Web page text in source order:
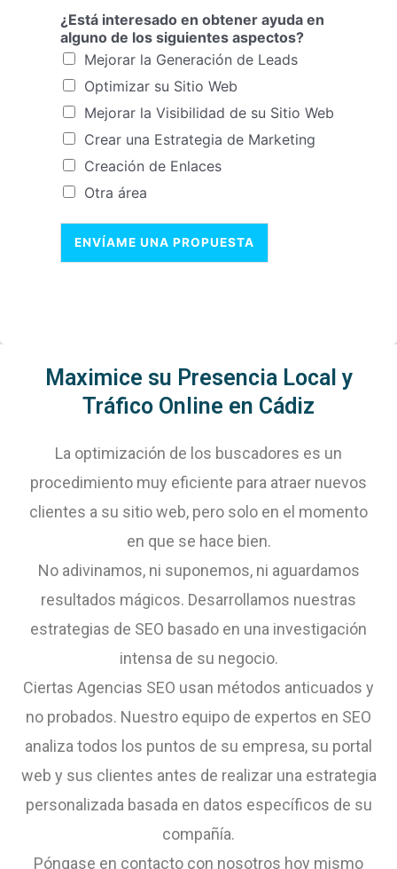
¿Está interesado en obtener ayuda en
alguno de los siguientes aspectos?
Mejorar la Generación de Leads
Optimizar su Sitio Web
Mejorar la Visibilidad de su Sitio Web
Crear una Estrategia de Marketing
Creación de Enlaces
Otra área
ENVÍAME UNA PROPUESTA
Maximice su Presencia Local y
Tráfico Online en Cádiz
La optimización de los buscadores es un
procedimiento muy eficiente para atraer nuevos
clientes a su sitio web, pero solo en el momento
en que se hace bien.
No adivinamos, ni suponemos, ni aguardamos
resultados mágicos. Desarrollamos nuestras
estrategias de SEO basado en una investigación
intensa de su negocio.
Ciertas Agencias SEO usan métodos anticuados y
no probados. Nuestro equipo de expertos en SEO
analiza todos los puntos de su empresa, su portal
web y sus clientes antes de realizar una estrategia
personalizada basada en datos específicos de su
compañía.
Póngase en contacto con nosotros hoy mismo